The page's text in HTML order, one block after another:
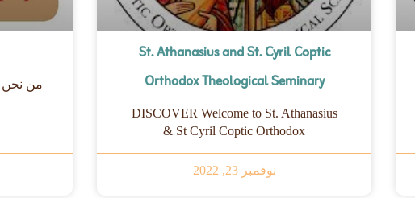
St. Athanasius and St. Cyril Coptic
Orthodox Theological Seminary
DISCOVER Welcome to St. Athanasius
& St Cyril Coptic Orthodox
نوفمبر 23, 2022